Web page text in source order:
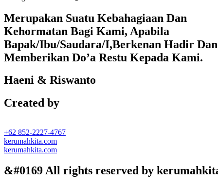
Merupakan Suatu Kebahagiaan Dan
Kehormatan Bagi Kami, Apabila
Bapak/Ibu/Saudara/I,Berkenan Hadir Dan
Memberikan Do’a Restu Kepada Kami.
Haeni & Riswanto
Created by
+62 852-2227-4767
kerumahkita.com
kerumahkita.com
&#0169 All rights reserved by